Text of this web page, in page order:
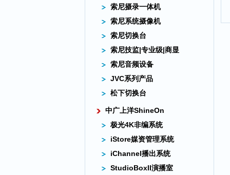
索尼摄录一体机
索尼系统摄像机
索尼切换台
索尼技监|专业级|商显
索尼音频设备
JVC系列产品
松下切换台
中广上洋ShineOn
极光4K非编系统
iStore媒资管理系统
iChannel播出系统
StudioBoxII演播室